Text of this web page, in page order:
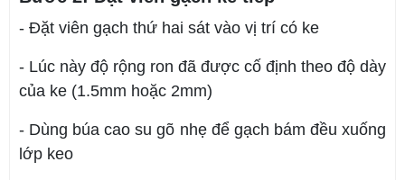
- Đặt viên gạch thứ hai sát vào vị trí có ke
- Lúc này độ rộng ron đã được cố định theo độ dày
của ke (1.5mm hoặc 2mm)
- Dùng búa cao su gõ nhẹ để gạch bám đều xuống
lớp keo